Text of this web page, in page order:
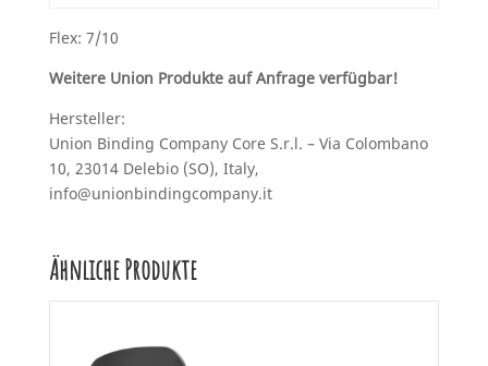
Flex: 7/10
Weitere Union Produkte auf Anfrage verfügbar!
Hersteller:
Union Binding Company Core S.r.l. – Via Colombano
10, 23014 Delebio (SO), Italy,
info@unionbindingcompany.it
Ähnliche Produkte